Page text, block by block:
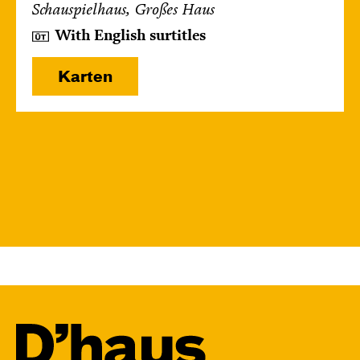
Schauspielhaus, Großes Haus
With English surtitles
Karten